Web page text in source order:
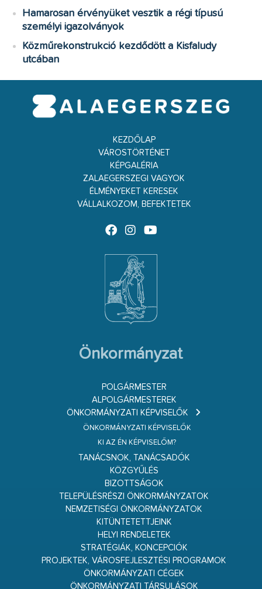
Hamarosan érvényüket vesztik a régi típusú
személyi igazolványok
Közműrekonstrukció kezdődött a Kisfaludy
utcában
KEZDŐLAP
VÁROSTÖRTÉNET
KÉPGALÉRIA
ZALAEGERSZEGI VAGYOK
ÉLMÉNYEKET KERESEK
VÁLLALKOZOM, BEFEKTETEK
Önkormányzat
POLGÁRMESTER
ALPOLGÁRMESTEREK
ÖNKORMÁNYZATI KÉPVISELŐK
ÖNKORMÁNYZATI KÉPVISELŐK
KI AZ ÉN KÉPVISELŐM?
TANÁCSNOK, TANÁCSADÓK
KÖZGYŰLÉS
BIZOTTSÁGOK
TELEPÜLÉSRÉSZI ÖNKORMÁNYZATOK
NEMZETISÉGI ÖNKORMÁNYZATOK
KITÜNTETETTJEINK
HELYI RENDELETEK
STRATÉGIÁK, KONCEPCIÓK
PROJEKTEK, VÁROSFEJLESZTÉSI PROGRAMOK
ÖNKORMÁNYZATI CÉGEK
ÖNKORMÁNYZATI TÁRSULÁSOK